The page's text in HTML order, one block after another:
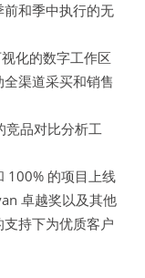
和季中执行的无
化的数字工作区
渠道采买和销售
竞品对比分析工
100% 的项目上线
卓越奖以及其他
持下为优质客户